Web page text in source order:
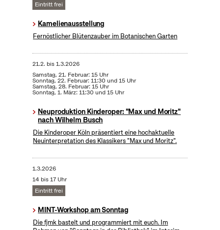
Eintritt frei
Kamelienausstellung
Fernöstlicher Blütenzauber im Botanischen Garten
21.2. bis1.3.2026
Samstag, 21. Februar: 15 Uhr
Sonntag, 22. Februar: 11:30 und 15 Uhr
Samstag, 28. Februar: 15 Uhr
Sonntag, 1. März: 11:30 und 15 Uhr
Neuproduktion Kinderoper: "Max und Moritz"
nach Wilhelm Busch
Die Kinderoper Köln präsentiert eine hochaktuelle
Neuinterpretation des Klassikers "Max und Moritz".
1.3.2026
14 bis 17 Uhr
Eintritt frei
MINT-Workshop am Sonntag
Die fjmk bastelt und programmiert mit euch. Im